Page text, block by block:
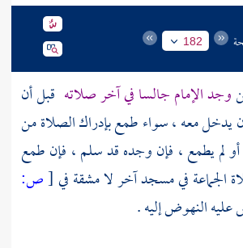
182
وجد الإمام جالسا في آخر صلاته قبل أن
معه ، سواء طمع بإدراك الصلاة من
لم يطمع ، فإن وجده قد سلم ، فإن طمع
الجماعة في مسجد آخر لا مشقة في[ص:
النهوض إليه .